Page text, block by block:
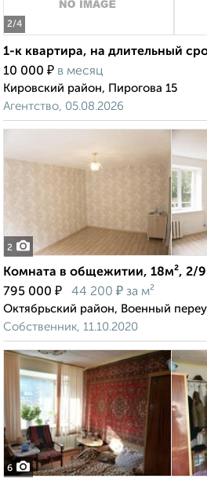
2/4
1-к квартира, на длительный
10 000 ₽ в месяц
Кировский район, Пирогова 15
Агентство, 05.08.2026
2
Комната в общежитии, 18м², 2/
795 000 ₽ 44 200 ₽ за м²
Октябрьский район, Военный
Собственник, 11.10.2020
6